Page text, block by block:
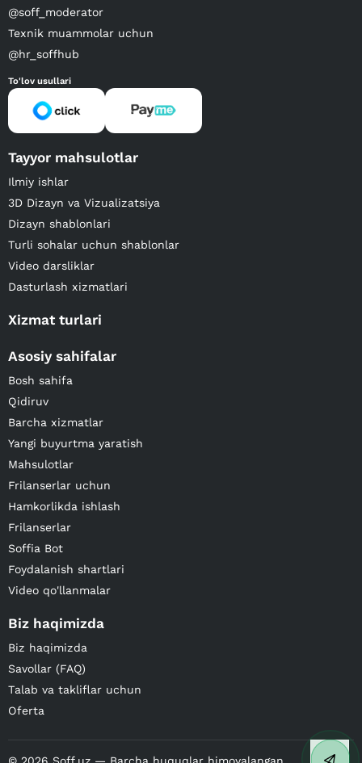
@soff_moderator
Texnik muammolar uchun
@hr_soffhub
To'lov usullari
Tayyor mahsulotlar
Ilmiy ishlar
3D Dizayn va Vizualizatsiya
Dizayn shablonlari
Turli sohalar uchun shablonlar
Video darsliklar
Dasturlash xizmatlari
Xizmat turlari
Asosiy sahifalar
Bosh sahifa
Qidiruv
Barcha xizmatlar
Yangi buyurtma yaratish
Mahsulotlar
Frilanserlar uchun
Hamkorlikda ishlash
Frilanserlar
Soffia Bot
Foydalanish shartlari
Video qo'llanmalar
Biz haqimizda
Biz haqimizda
Savollar (FAQ)
Talab va takliflar uchun
Oferta